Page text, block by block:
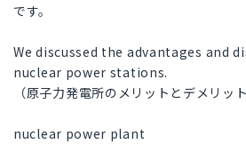
です。
We discussed the advantages and
nuclear power stations.
（原子力発電所のメリットとデメリッ
nuclear power plant